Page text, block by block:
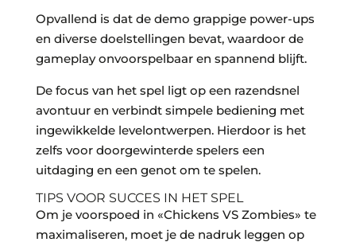
Opvallend is dat de demo grappige power-ups
en diverse doelstellingen bevat, waardoor de
gameplay onvoorspelbaar en spannend blijft.
De focus van het spel ligt op een razendsnel
avontuur en verbindt simpele bediening met
ingewikkelde levelontwerpen. Hierdoor is het
zelfs voor doorgewinterde spelers een
uitdaging en een genot om te spelen.
TIPS VOOR SUCCES IN HET SPEL
Om je voorspoed in «Chickens VS Zombies» te
maximaliseren, moet je de nadruk leggen op